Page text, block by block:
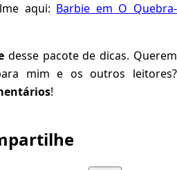
aqui: Barbie em O Quebra-
desse pacote de dicas. Querem
mim e os outros leitores?
!